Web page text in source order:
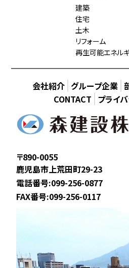
建築
住宅
土木
リフォーム
再生可能エネル
会社紹介 グループ企業
CONTACT プライ
〒890-0055
鹿児島市上荒田町29-23
電話番号:099-256-0877
FAX番号:099-256-0117